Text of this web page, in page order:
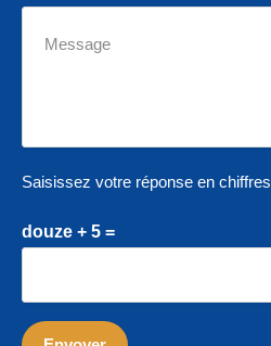
Saisissez votre réponse en chiffres
douze + 5 =